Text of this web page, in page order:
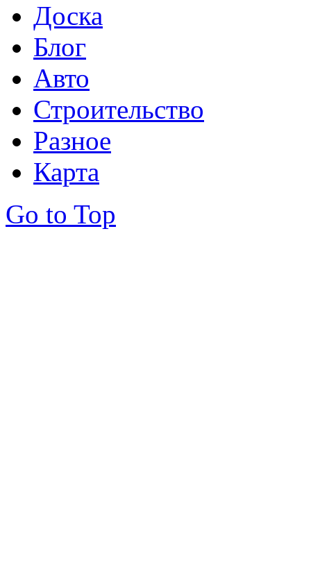
Доска
Блог
Авто
Строительство
Разное
Карта
Go to Top